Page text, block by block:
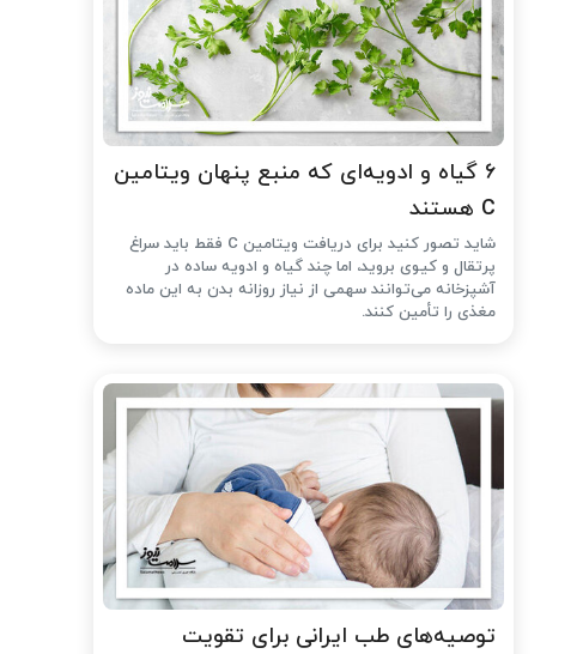
۶ گیاه و ادویه‌ای که منبع پنهان ویتامین
C هستند
شاید تصور کنید برای دریافت ویتامین C فقط باید سراغ
پرتقال و کیوی بروید، اما چند گیاه و ادویه ساده در
آشپزخانه می‌توانند سهمی از نیاز روزانه بدن به این ماده
مغذی را تأمین کنند.
توصیه‌های طب ایرانی برای تقویت